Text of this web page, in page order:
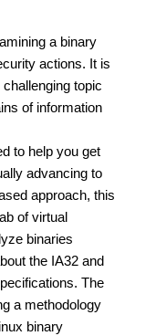
a binary
actions. It is
topic
of information
to help you get
advancing to
approach, this
of virtual
binaries
the IA32 and
The
a methodology
binary